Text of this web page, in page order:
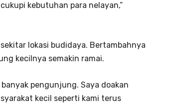
kebutuhan para nelayan,”
lokasi budidaya. Bertambahnya
kecilnya semakin ramai.
pengunjung. Saya doakan
kecil seperti kami terus